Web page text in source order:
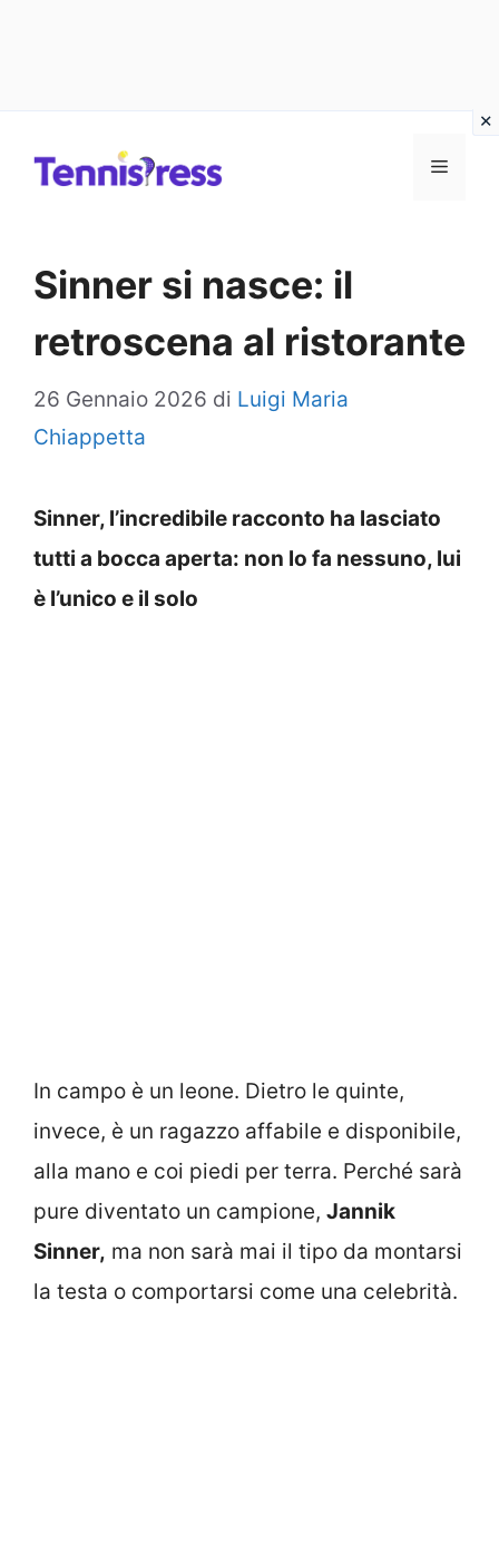
MENU
Sinner si nasce: il
retroscena al ristorante
26 Gennaio 2026 di Luigi Maria
Chiappetta
Sinner, l’incredibile racconto ha lasciato
tutti a bocca aperta: non lo fa nessuno, lui
è l’unico e il solo
In campo è un leone. Dietro le quinte,
invece, è un ragazzo affabile e disponibile,
alla mano e coi piedi per terra. Perché sarà
pure diventato un campione, Jannik
Sinner, ma non sarà mai il tipo da montarsi
la testa o comportarsi come una celebrità.